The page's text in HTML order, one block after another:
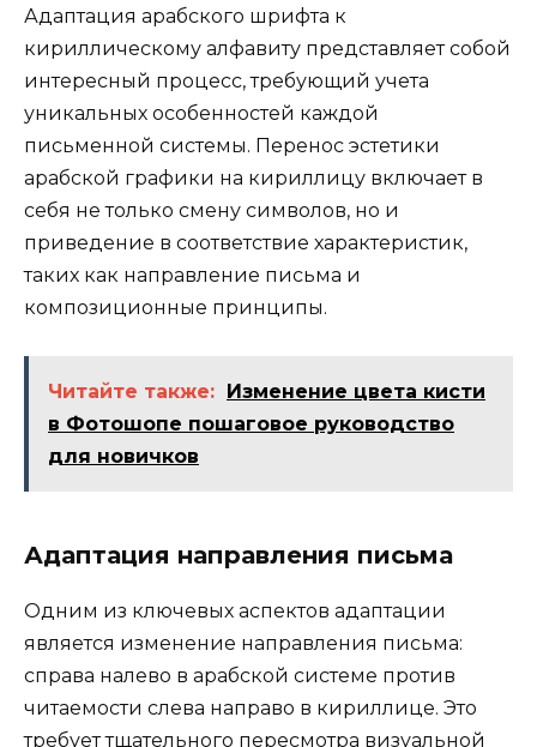
Адаптация арабского шрифта к
кириллическому алфавиту представляет собой
интересный процесс, требующий учета
уникальных особенностей каждой
письменной системы. Перенос эстетики
арабской графики на кириллицу включает в
себя не только смену символов, но и
приведение в соответствие характеристик,
таких как направление письма и
композиционные принципы.
Читайте также: Изменение цвета кисти
в Фотошопе пошаговое руководство
для новичков
Адаптация направления письма
Одним из ключевых аспектов адаптации
является изменение направления письма:
справа налево в арабской системе против
читаемости слева направо в кириллице. Это
требует тщательного пересмотра визуальной